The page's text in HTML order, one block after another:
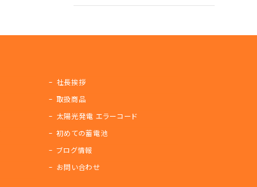
社長挨拶
取扱商品
太陽光発電 エラーコード
初めての蓄電池
ブログ情報
お問い合わせ